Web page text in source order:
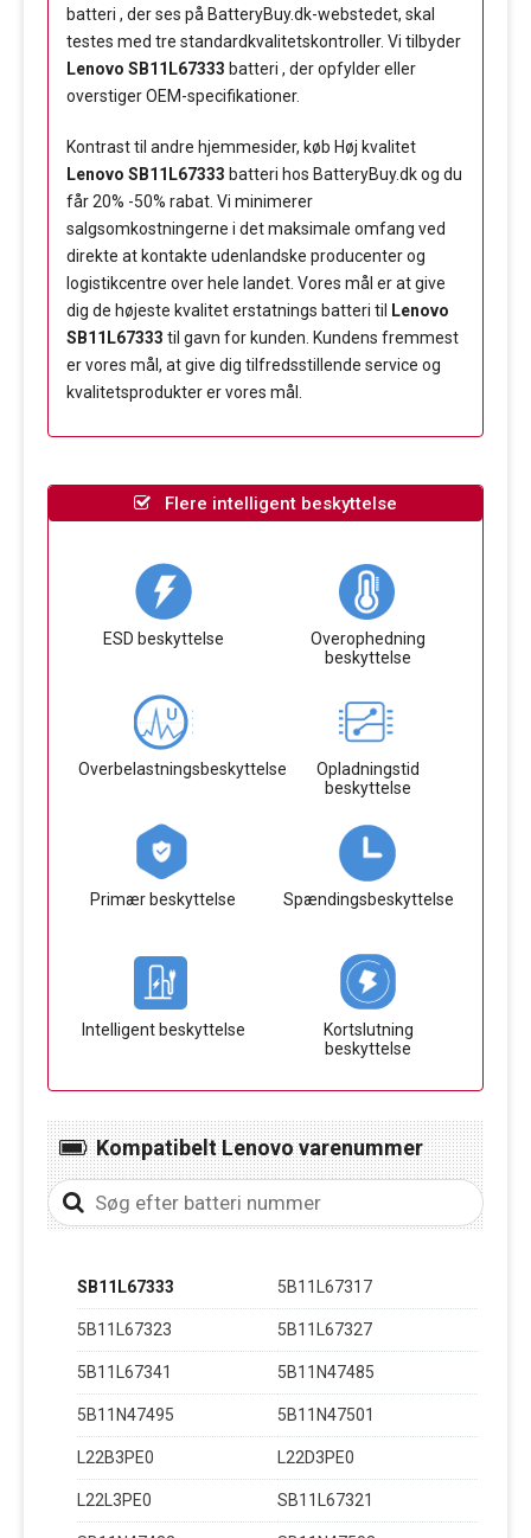
batteri , der ses på BatteryBuy.dk-webstedet, skal
testes med tre standardkvalitetskontroller. Vi tilbyder
Lenovo SB11L67333 batteri , der opfylder eller
overstiger OEM-specifikationer.
Kontrast til andre hjemmesider, køb Høj kvalitet
Lenovo SB11L67333 batteri hos BatteryBuy.dk og du
får 20% -50% rabat. Vi minimerer
salgsomkostningerne i det maksimale omfang ved
direkte at kontakte udenlandske producenter og
logistikcentre over hele landet. Vores mål er at give
dig de højeste kvalitet erstatnings batteri til
Lenovo
SB11L67333 til gavn for kunden. Kundens fremmest
er vores mål, at give dig tilfredsstillende service og
kvalitetsprodukter er vores mål.
Flere intelligent beskyttelse
ESD beskyttelse
Overophedning
beskyttelse
Overbelastningsbeskyttelse
Opladningstid
beskyttelse
Primær beskyttelse Spændingsbeskyttelse
Intelligent beskyttelse
Kortslutning
beskyttelse
Kompatibelt Lenovo varenummer
SB11L67333 5B11L67317
5B11L67323 5B11L67327
5B11L67341 5B11N47485
5B11N47495 5B11N47501
L22B3PE0 L22D3PE0
L22L3PE0 SB11L67321